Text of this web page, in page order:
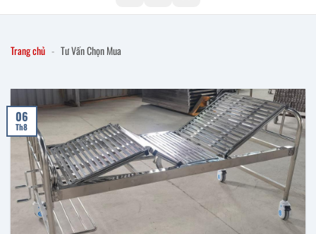
Trang chủ - Tư Vấn Chọn Mua
06
Th8